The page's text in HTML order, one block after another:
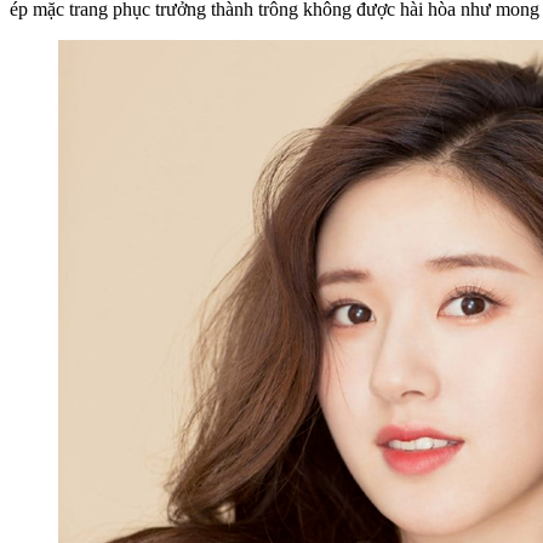
ép mặc trang phục trưởng thành trông không được hài hòa như